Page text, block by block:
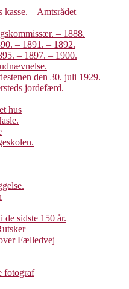
– Amtsrådet –
– 1888.
– 1891. – 1892.
– 1897. – 1900.
den 30. juli 1929.
jordefærd.
hus
sidste 150 år.
Fælledvej
fotograf